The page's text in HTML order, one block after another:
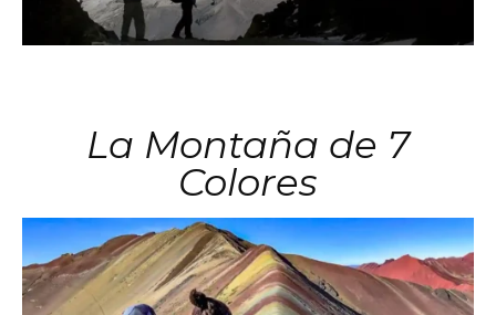
La Montaña de 7
Colores